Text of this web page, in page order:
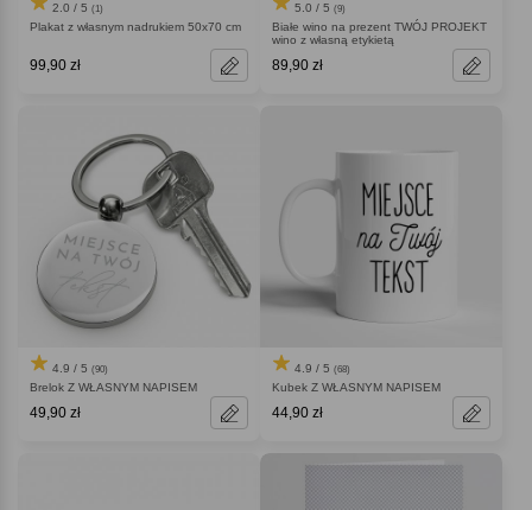
2.0 / 5 (1)
Plakat z własnym nadrukiem 50x70 cm
99,90 zł
5.0 / 5 (9)
Białe wino na prezent TWÓJ PROJEKT
wino z własną etykietą
89,90 zł
4.9 / 5 (90)
Brelok Z WŁASNYM NAPISEM
49,90 zł
4.9 / 5 (68)
Kubek Z WŁASNYM NAPISEM
44,90 zł